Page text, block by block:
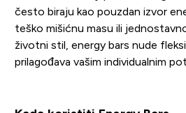
često biraju kao pouzdan izvor
teško mišićnu masu ili
životni stil, energy bars nude
prilagođava vašim individualnim